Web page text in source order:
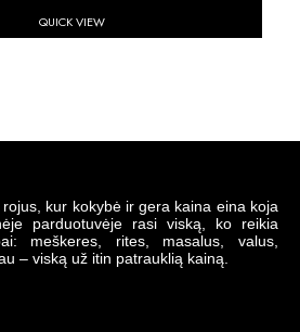
QUICK VIEW
kur kokybė ir gera kaina eina koja
parduotuvėje rasi viską, ko reikia
meškeres, rites, masalus, valus,
– viską už itin patrauklią kainą.